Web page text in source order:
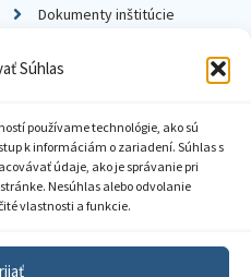
Súhlas
používame technológie, ako sú
k informáciám o zariadení. Súhlas s
údaje, ako je správanie pri
Nesúhlas alebo odvolanie
vlastnosti a funkcie.
Dokumenty inštitúcie
súkromia